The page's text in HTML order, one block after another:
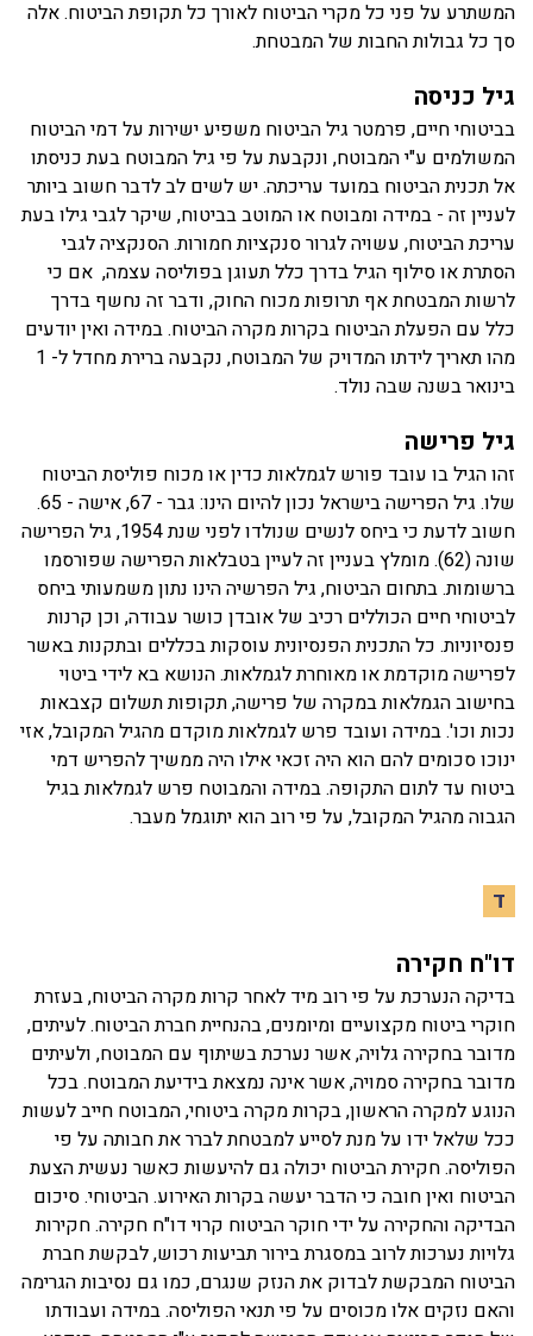
המשתרע על פני כל מקרי הביטוח לאורך כל תקופת הביטוח. אלה
סך כל גבולות החבות של המבטחת.
גיל כניסה
בביטוחי חיים, פרמטר גיל הביטוח משפיע ישירות על דמי הביטוח
המשולמים ע"י המבוטח, ונקבעת על פי גיל המבוטח בעת כניסתו
אל תכנית הביטוח במועד עריכתה. יש לשים לב לדבר חשוב ביותר
לעניין זה - במידה ומבוטח או המוטב בביטוח, שיקר לגבי גילו בעת
עריכת הביטוח, עשויה לגרור סנקציות חמורות. הסנקציה לגבי
הסתרת או סילוף הגיל בדרך כלל תעוגן בפוליסה עצמה, אם כי
לרשות המבטחת אף תרופות מכוח החוק, ודבר זה נחשף בדרך
כלל עם הפעלת הביטוח בקרות מקרה הביטוח. במידה ואין יודעים
מהו תאריך לידתו המדויק של המבוטח, נקבעה ברירת מחדל ל- 1
בינואר בשנה שבה נולד.
גיל פרישה
זהו הגיל בו עובד פורש לגמלאות כדין או מכוח פוליסת הביטוח
שלו. גיל הפרישה בישראל נכון להיום הינו: גבר - 67, אישה - 65.
חשוב לדעת כי ביחס לנשים שנולדו לפני שנת 1954, גיל הפרישה
שונה (62). מומלץ בעניין זה לעיין בטבלאות הפרישה שפורסמו
ברשומות. בתחום הביטוח, גיל הפרשיה הינו נתון משמעותי ביחס
לביטוחי חיים הכוללים רכיב של אובדן כושר עבודה, וכן קרנות
פנסיוניות. כל התכנית הפנסיונית עוסקות בכללים ובתקנות באשר
לפרישה מוקדמת או מאוחרת לגמלאות. הנושא בא לידי ביטוי
בחישוב הגמלאות במקרה של פרישה, תקופות תשלום קצבאות
נכות וכו'. במידה ועובד פרש לגמלאות מוקדם מהגיל המקובל, אזי
ינוכו סכומים להם הוא היה זכאי אילו היה ממשיך להפריש דמי
ביטוח עד לתום התקופה. במידה והמבוטח פרש לגמלאות בגיל
הגבוה מהגיל המקובל, על פי רוב הוא יתוגמל מעבר.
ד
דו"ח חקירה
בדיקה הנערכת על פי רוב מיד לאחר קרות מקרה הביטוח, בעזרת
חוקרי ביטוח מקצועיים ומיומנים, בהנחיית חברת הביטוח. לעיתים,
מדובר בחקירה גלויה, אשר נערכת בשיתוף עם המבוטח, ולעיתים
מדובר בחקירה סמויה, אשר אינה נמצאת בידיעת המבוטח. בכל
הנוגע למקרה הראשון, בקרות מקרה ביטוחי, המבוטח חייב לעשות
ככל שלאל ידו על מנת לסייע למבטחת לברר את חבותה על פי
הפוליסה. חקירת הביטוח יכולה גם להיעשות כאשר נעשית הצעת
הביטוח ואין חובה כי הדבר יעשה בקרות האירוע. הביטוחי. סיכום
הבדיקה והחקירה על ידי חוקר הביטוח קרוי דו"ח חקירה. חקירות
גלויות נערכות לרוב במסגרת בירור תביעות רכוש, לבקשת חברת
הביטוח המבקשת לבדוק את הנזק שנגרם, כמו גם נסיבות הגרימה
והאם נזקים אלו מכוסים על פי תנאי הפוליסה. במידה ועבודתו